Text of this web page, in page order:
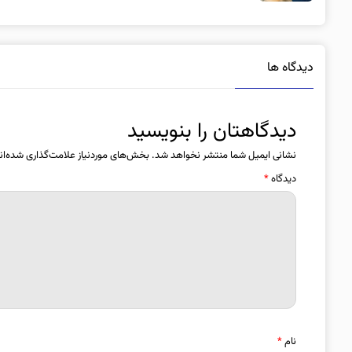
دیدگاه ها
دیدگاهتان را بنویسید
نشانی ایمیل شما منتشر نخواهد شد. بخش‌های موردنیاز علامت‌گذاری
دیدگاه*
نام*